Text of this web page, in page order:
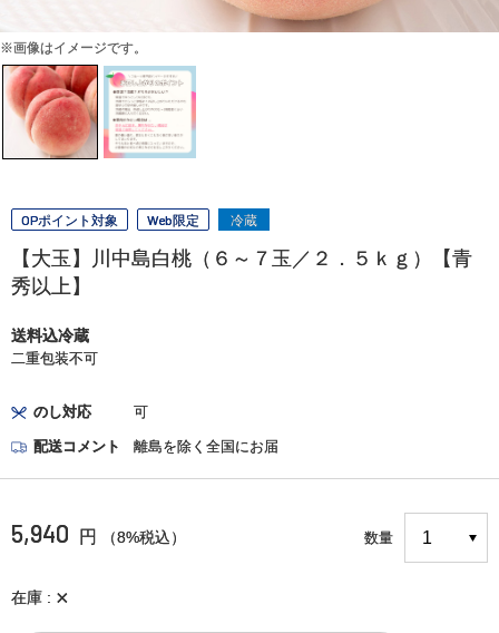
※画像はイメージです。
OPポイント対象 Web限定 冷蔵
【大玉】川中島白桃（６～７玉／２．５ｋｇ）【青
秀以上】
送料込冷蔵
二重包装不可
のし対応 可
配送コメント 離島を除く全国にお届
5,940 円 （8%税込） 数量
在庫 ×